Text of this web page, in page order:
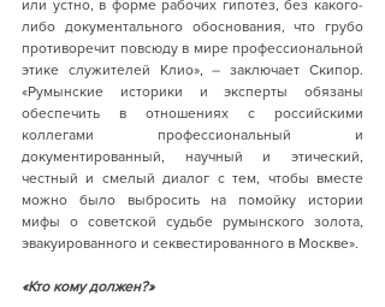
или устно, в форме рабочих гипотез, без какого-
либо документального обоснования, что грубо
противоречит повсюду в мире профессиональной
этике служителей Клио», – заключает Скипор.
«Румынские историки и эксперты обязаны
обеспечить в отношениях с российскими
коллегами профессиональный и
документированный, научный и этический,
честный и смелый диалог с тем, чтобы вместе
можно было выбросить на помойку истории
мифы о советской судьбе румынского золота,
эвакуированного и секвестированного в Москве».
«Кто кому должен?»